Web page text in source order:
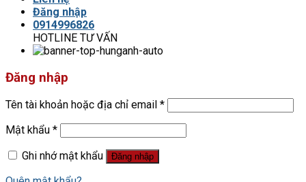
Đăng nhập
0914996826
HOTLINE TƯ VẤN
Đăng nhập
Tên tài khoản hoặc địa chỉ email *
Mật khẩu *
Ghi nhớ mật khẩu
Đăng nhập